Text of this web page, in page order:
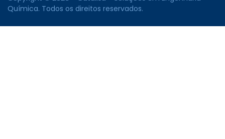
Química. Todos os direitos reservados.